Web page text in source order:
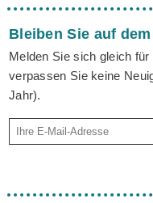
Bleiben Sie auf
Melden Sie sich gleich
verpassen Sie keine
Jahr).